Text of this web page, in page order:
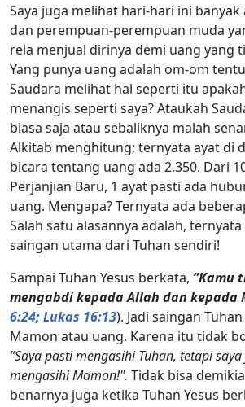
Saya juga melihat hari-hari ini banyak
dan perempuan-perempuan muda
rela menjual dirinya demi uang yang
Yang punya uang adalah om-om
Saudara melihat hal seperti itu
menangis seperti saya? Ataukah
biasa saja atau sebaliknya malah
Alkitab menghitung; ternyata ayat di
bicara tentang uang ada 2.350. Dari
Perjanjian Baru, 1 ayat pasti ada
uang. Mengapa? Ternyata ada
Salah satu alasannya adalah,
saingan utama dari Tuhan sendiri!
Sampai Tuhan Yesus berkata, ”Kamu
mengabdi kepada Allah dan kepada
6:24; Lukas 16:13). Jadi saingan
Mamon atau uang. Karena itu tidak
”Saya pasti mengasihi Tuhan, tetapi
mengasihi Mamon!". Tidak bisa
benarnya juga ketika Tuhan Yesus